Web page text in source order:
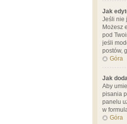
Jak
Jeśli nie
Możesz
pod
jeśli
postów,
Góra
Jak
Aby
pisania
panelu
w
Góra